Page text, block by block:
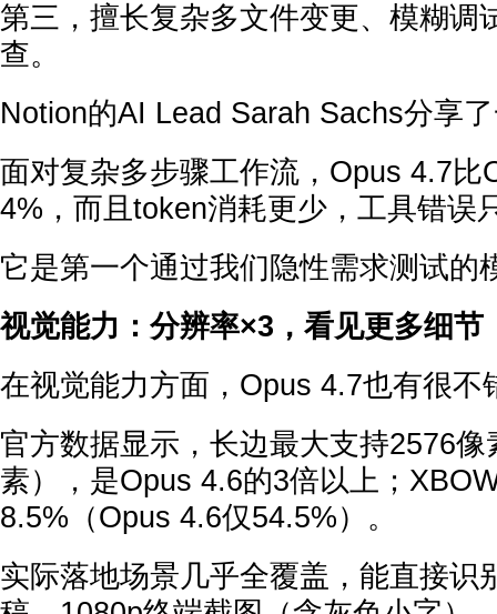
第三，擅长复杂多文件变更、模糊调
查。
Notion的AI Lead Sarah Sachs分享
面对复杂多步骤工作流，Opus 4.7比
4%，而且token消耗更少，工具错误
它是第一个通过我们隐性需求测试的
视觉能力：分辨率×3，看见更多细节
在视觉能力方面，Opus 4.7也有很不
官方数据显示，长边最大支持2576
素），是Opus 4.6的3倍以上；
8.5%（Opus 4.6仅54.5%）。
实际落地场景几乎全覆盖，能直接识